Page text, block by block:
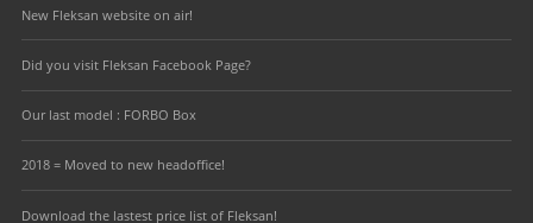
New Fleksan website on air!
Did you visit Fleksan Facebook Page?
Our last model : FORBO Box
2018 = Moved to new headoffice!
Download the lastest price list of Fleksan!